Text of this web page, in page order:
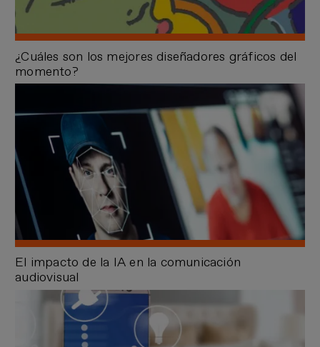
¿Cuáles son los mejores diseñadores gráficos del
momento?
El impacto de la IA en la comunicación
audiovisual